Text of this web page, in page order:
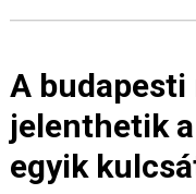
A
jelenthetik
egyik